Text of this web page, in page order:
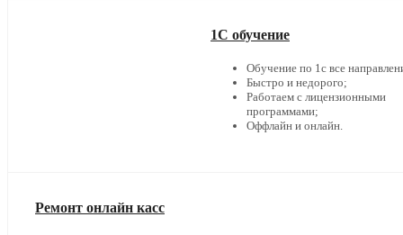
1С обучение
Обучение по 1с все
Быстро и недорого;
Работаем с лицензионными
программами;
Оффлайн и онлайн.
Ремонт онлайн касс